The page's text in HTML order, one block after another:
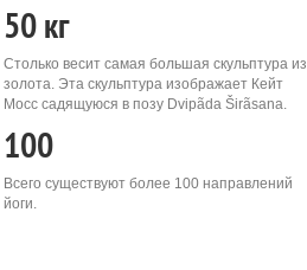
50 кг
Столько весит самая большая скульптура из
золота. Эта скульптура изображает Кейт
Мосс садящуюся в позу Dvipãda Širãsana.
100
Всего существуют более 100 направлений
йоги.